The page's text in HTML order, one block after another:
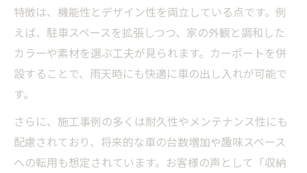
特徴は、機能性とデザイン性を両立している点です。例
えば、駐車スペースを拡張しつつ、家の外観と調和した
カラーや素材を選ぶ工夫が見られます。カーポートを併
設することで、雨天時にも快適に車の出し入れが可能で
す。
さらに、施工事例の多くは耐久性やメンテナンス性にも
配慮されており、将来的な車の台数増加や趣味スペース
への転用も想定されています。お客様の声として「収納